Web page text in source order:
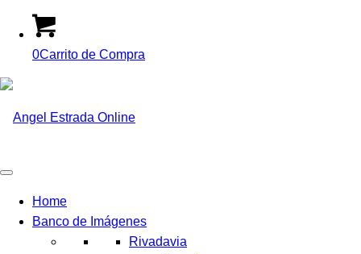
0Carrito de Compra
Home
Banco de Imágenes
Rivadavia